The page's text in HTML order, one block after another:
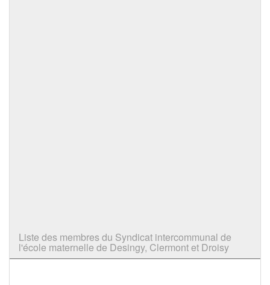
Liste des membres du Syndicat intercommunal de
l'école maternelle de Desingy, Clermont et Droisy